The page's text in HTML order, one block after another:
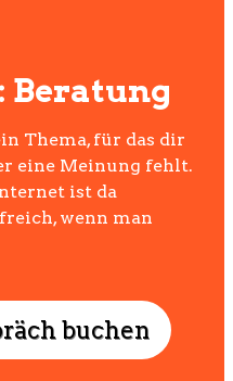
Thema, für das dir
eine Meinung fehlt.
ist da
wenn man
buchen